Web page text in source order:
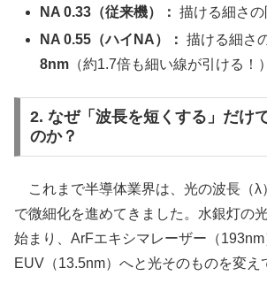
NA 0.33（従来機）： 描ける細さ
NA 0.55（ハイNA）： 描ける細さ
8nm （約1.7倍も細い線が引ける！）
2. なぜ「波長を短くする」だけ
のか？
これまで半導体業界は、光の波長（λ
で微細化を進めてきました。水銀灯の
始まり、ArFエキシマレーザー（
EUV（13.5nm）へと光そのものを変え